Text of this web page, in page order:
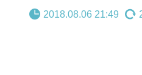
2018.08.06 21:49